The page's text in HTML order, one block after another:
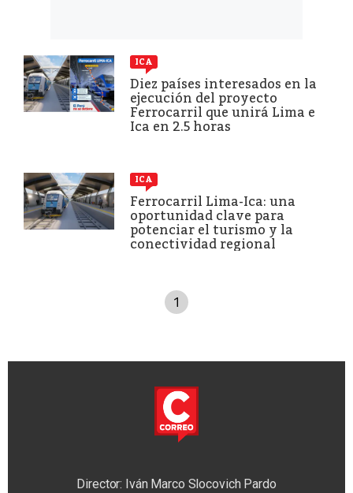
ICA
Diez países interesados en la
ejecución del proyecto
Ferrocarril que unirá Lima e
Ica en 2.5 horas
ICA
Ferrocarril Lima-Ica: una
oportunidad clave para
potenciar el turismo y la
conectividad regional
1
Director: Iván Marco Slocovich Pardo